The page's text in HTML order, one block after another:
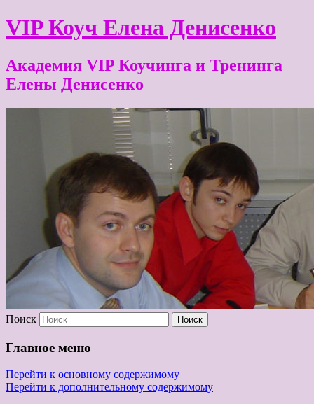
VIP Коуч Елена Денисенко
Академия VIP Коучинга и Тренинга
Елены Денисенко
Поиск
Главное меню
Перейти к основному содержимому
Перейти к дополнительному содержимому